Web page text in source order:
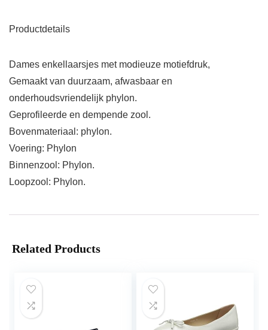
Productdetails
Dames enkellaarsjes met modieuze motiefdruk,
Gemaakt van duurzaam, afwasbaar en
onderhoudsvriendelijk phylon.
Geprofileerde en dempende zool.
Bovenmateriaal: phylon.
Voering: Phylon
Binnenzool: Phylon.
Loopzool: Phylon.
Related Products